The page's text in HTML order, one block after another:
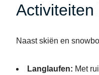
Naast skiën en
Langlaufen: Met